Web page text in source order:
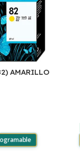
AMARILLO
800/810 UK(D)